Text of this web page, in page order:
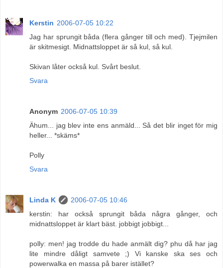
Kerstin 2006-07-05 10:22
Jag har sprungit båda (flera gånger till och med). Tjejmilen
är skitmesigt. Midnattsloppet är så kul, så kul.
Skivan låter också kul. Svårt beslut.
Svara
Anonym 2006-07-05 10:39
Ähum... jag blev inte ens anmäld... Så det blir inget för mig
heller... *skäms*
Polly
Svara
Linda K
2006-07-05 10:46
kerstin: har också sprungit båda några gånger, och
midnattsloppet är klart bäst. jobbigt jobbigt...
polly: men! jag trodde du hade anmält dig? phu då har jag
lite mindre dåligt samvete ;) Vi kanske ska ses och
powerwalka en massa på barer istället?